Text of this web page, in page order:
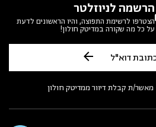
הרשמה לניוזלטר
הצטרפו לרשימת התפוצה, והיו הראשונים לדעת
על כל מה שקורה במדיטק חולון!
מאשר/ת קבלת דיוור ממדיטק חולון